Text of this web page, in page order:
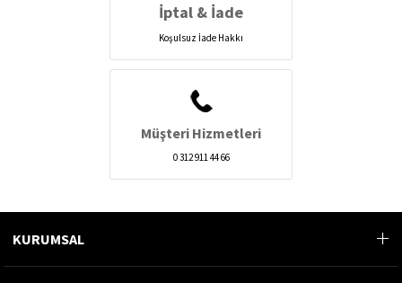
İptal & İade
Koşulsuz İade Hakkı
Müşteri Hizmetleri
0 312 911 44 66
KURUMSAL